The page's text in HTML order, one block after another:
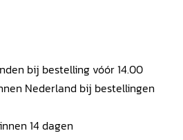
bij bestelling vóór 14.00
Nederland bij bestellingen
14 dagen